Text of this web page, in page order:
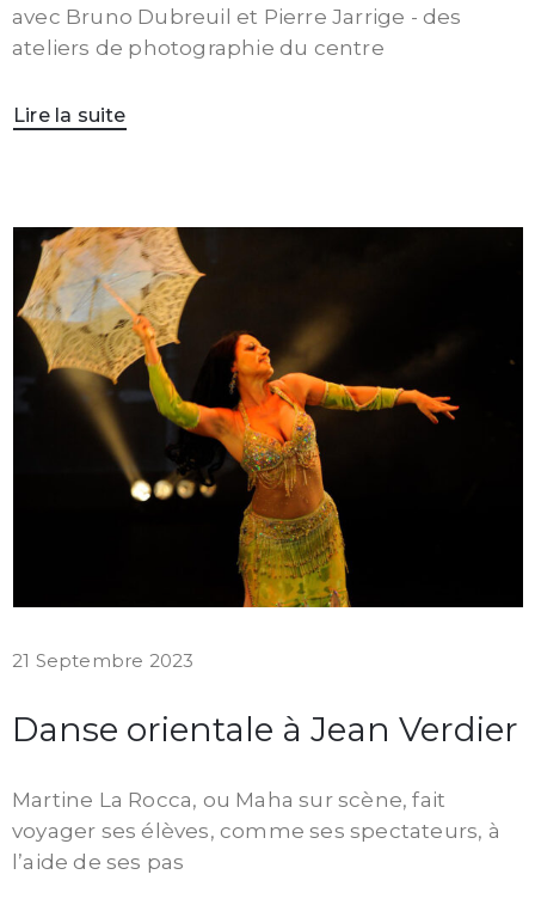
avec Bruno Dubreuil et Pierre Jarrige - des
ateliers de photographie du centre
Lire la suite
21 Septembre 2023
Danse orientale à Jean Verdier
Martine La Rocca, ou Maha sur scène, fait
voyager ses élèves, comme ses spectateurs, à
l’aide de ses pas